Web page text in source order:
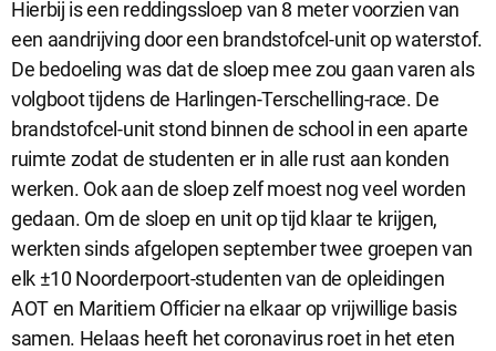
Functionele cookies
Functionele cookies hebben een functionele rol binnen de
website. De cookies zorgen ervoor dat de website goed
functioneert.
Analytische cookies
Analytische cookies geven ons inzicht in hoe de website wordt
gebruikt. Op basis van deze informatie kunnen wij deze website
gebruiksvriendelijker maken.
Hierbij is een reddingssloep van 8 meter voorzien van
een aandrijving door een brandstofcel-unit op waterstof.
De bedoeling was dat de sloep mee zou gaan varen als
volgboot tijdens de Harlingen-Terschelling-race. De
brandstofcel-unit stond binnen de school in een aparte
ruimte zodat de studenten er in alle rust aan konden
werken. Ook aan de sloep zelf moest nog veel worden
gedaan. Om de sloep en unit op tijd klaar te krijgen,
werkten sinds afgelopen september twee groepen van
elk ±10 Noorderpoort-studenten van de opleidingen
AOT en Maritiem Officier na elkaar op vrijwillige basis
samen. Helaas heeft het coronavirus roet in het eten